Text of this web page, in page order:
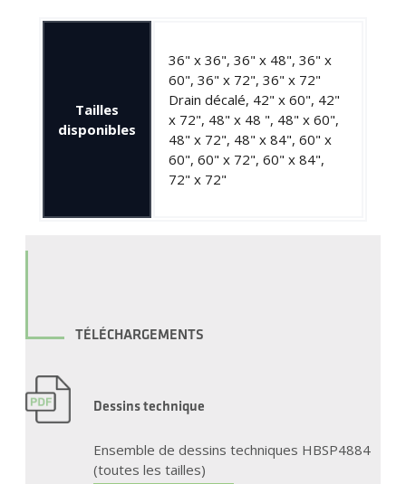
Tailles
disponibles
36" x 36", 36" x 48", 36" x
60", 36" x 72", 36" x 72"
Drain décalé, 42" x 60", 42"
x 72", 48" x 48 ", 48" x 60",
48" x 72", 48" x 84", 60" x
60", 60" x 72", 60" x 84",
72" x 72"
TÉLÉCHARGEMENTS
Dessins technique
Ensemble de dessins techniques HBSP4884
(toutes les tailles)